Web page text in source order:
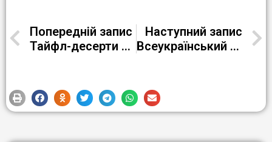
Попередній запис
Тайфл-десерти для учнів 1 класу гімназії № 9
Наступний запис
Всеукраїнський арт-простір “Ми-сильні! Ми-разом! Ми-Україна!”